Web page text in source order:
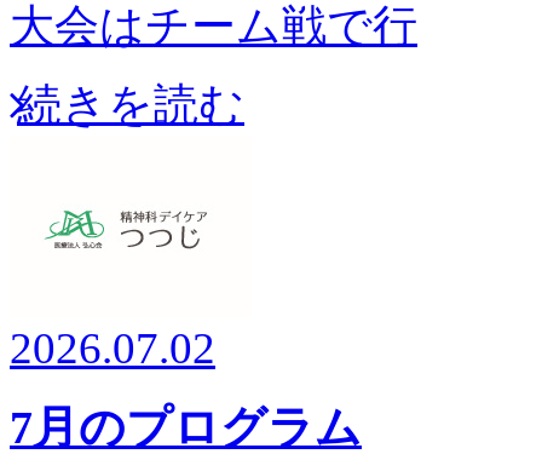
大会はチーム戦で行
続きを読む
2026.07.02
7月のプログラム